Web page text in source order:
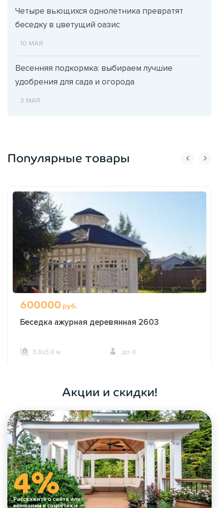
Четыре вьющихся однолетника превратят
беседку в цветущий оазис
10 МАЯ
Весенняя подкормка: выбираем лучшие
удобрения для сада и огорода
3 МАЯ
Популярные товары
600000 руб.
Беседка ажурная деревянная 2603
3,8х3,8 м. до 8
Акции и скидки!